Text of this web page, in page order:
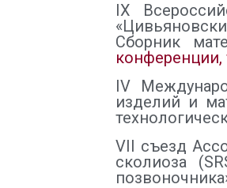
IX
Сборник
конференции,
IV
изделий и
VII съезд
сколиоза